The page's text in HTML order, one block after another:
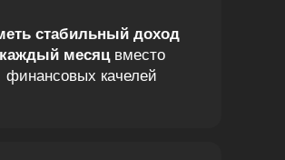
стабильный доход
каждый месяцвместо
финансовых качелей